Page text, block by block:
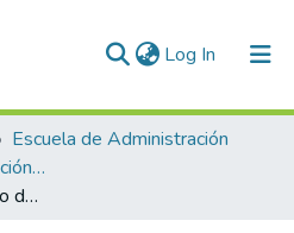
Log In (current)
Escuela de Administración
Maestría en Administración - MBA (tesis)
Formulación del proceso de planeación estratégica para la empresa Alimentos La Abundancia